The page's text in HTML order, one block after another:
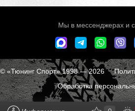
Мы в мессенджерах и
© «Тюнинг Спорт» 1998 — 2026
Обработка